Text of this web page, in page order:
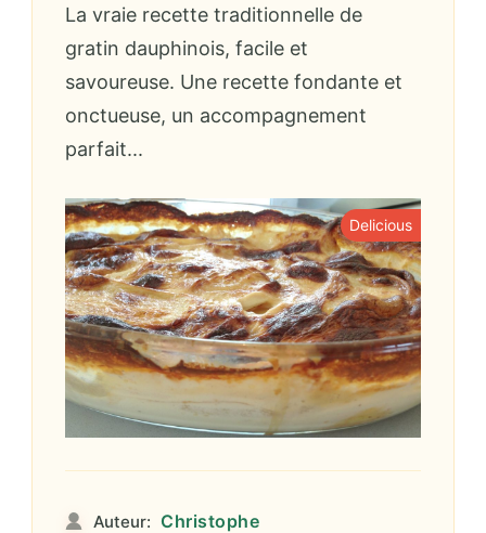
La vraie recette traditionnelle de
gratin dauphinois, facile et
savoureuse. Une recette fondante et
onctueuse, un accompagnement
parfait...
Delicious
Auteur: Christophe